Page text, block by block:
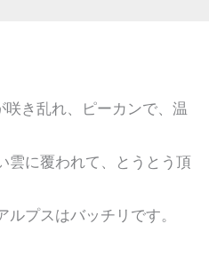
き乱れ、ピーカンで、温
雲に覆われて、とうとう頂
プスはバッチリです。